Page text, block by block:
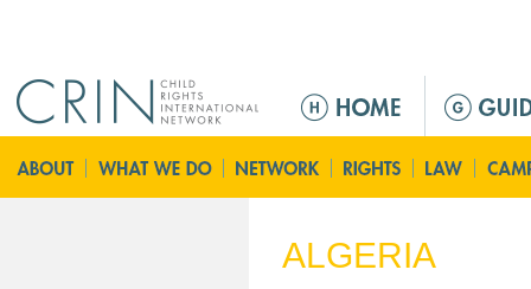
ú
p
i
ALGERIA